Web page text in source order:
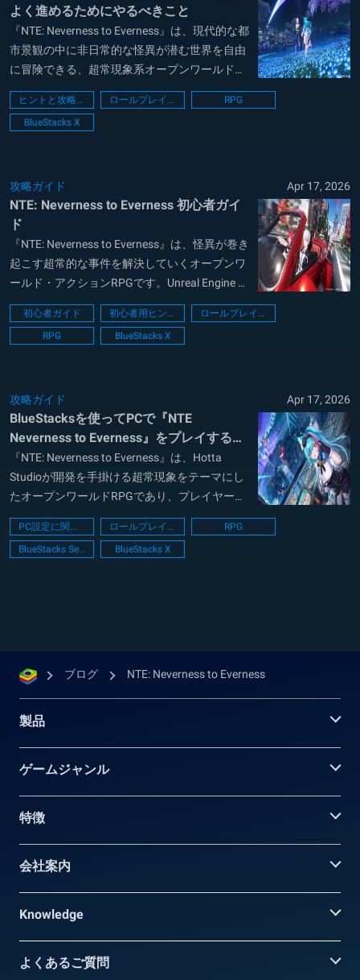
よく進めるためにやるべきこと
『NTE: Neverness to Everness』は、現代的な都
市景観の中に非日常的な怪異が潜む世界を自由
に冒険できる、超常現象系オープンワールド
RPGとして注目を集めています。プレイヤーは
鑑定士として奇妙な現象を調査しながら、仲間
と共にスタイリッシュなアクションバトルを繰
ヒントと攻略法 ロールプレイング
RPG
BlueStacks X
攻略ガイド Apr 17, 2026
NTE: Neverness to Everness 初心者ガイ
ド
『NTE: Neverness to Everness』は、怪異が巻き
起こす超常的な事件を解決していくオープンワ
ールド・アクションRPGです。Unreal Engine 5
による緻密な描写が没入感を高めており、プレ
イヤーは都市の守護者として戦う一方で、多種
多様なスポーツカーのチューニングやマイホー
初心者ガイド 初心者用ヒント
ロールプレイング
RPG
BlueStacks X
攻略ガイド Apr 17, 2026
BlueStacksを使ってPCで『NTE
Neverness to Everness』をプレイする方
法
『NTE: Neverness to Everness』は、Hotta
Studioが開発を手掛ける超常現象をテーマにし
たオープンワールドRPGであり、プレイヤーは
異能が日常に溶け込んだ大都市を舞台に未知の
怪異へと立ち向かいます。最先端のUnreal
Engine 5を採用した圧倒的なグラフィックス...
PC設定に関するガイド ロールプレイング
RPG
BlueStacks Setup
BlueStacks X
ブログ NTE: Neverness to Everness
製品
ゲームジャンル
特徴
会社案内
Knowledge
よくあるご質問